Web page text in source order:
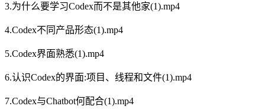
3.为什么要学习Codex而不是其他家(1).mp4
4.Codex不同产品形态(1).mp4
5.Codex界面熟悉(1).mp4
6.认识Codex的界面:项目、线程和文件(1).mp4
7.Codex与Chatbot何配合(1).mp4